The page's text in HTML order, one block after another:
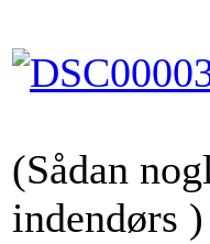
(Sådan
indendørs )